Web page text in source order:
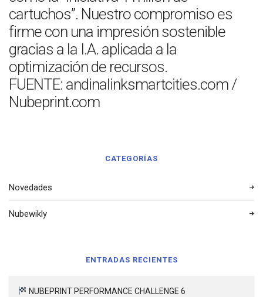
cartuchos”. Nuestro compromiso es
firme con una impresión sostenible
gracias a la I.A. aplicada a la
optimización de recursos.
FUENTE: andinalinksmartcities.com /
Nubeprint.com
CATEGORÍAS
Novedades
Nubewikly
ENTRADAS RECIENTES
NUBEPRINT PERFORMANCE CHALLENGE 6